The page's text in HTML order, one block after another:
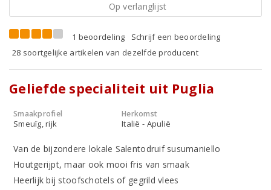
Op verlanglijst
1 beoordeling
Schrijf een beoordeling
28 soortgelijke artikelen van dezelfde producent
Geliefde specialiteit uit Puglia
Smaakprofiel
Smeuïg, rijk
Herkomst
Italië - Apulië
Van de bijzondere lokale Salentodruif susumaniello
Houtgerijpt, maar ook mooi fris van smaak
Heerlijk bij stoofschotels of gegrild vlees